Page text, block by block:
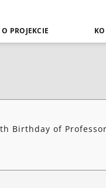
O PROJEKCIE
Birthday of